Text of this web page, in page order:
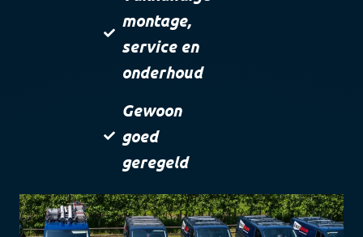
montage,
service en
onderhoud
Gewoon
goed
geregeld